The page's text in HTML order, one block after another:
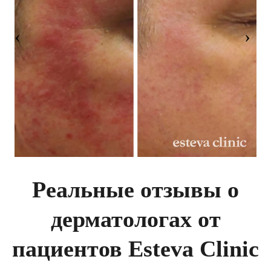
Реальные отзывы о
дерматологах от
пациентов Esteva Clinic